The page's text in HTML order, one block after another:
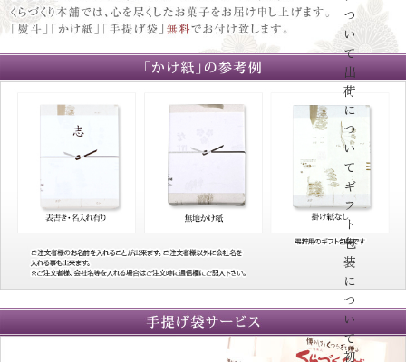
つ
い
て
出
荷
に
つ
い
て
ギ
フ
ト
包
装
に
つ
い
て
初